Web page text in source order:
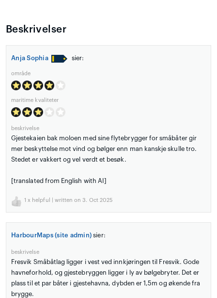
Beskrivelser
Anja Sophia sier:
område
maritime kvaliteter
beskrivelse
Gjestekaien bak moloen med sine flytebrygger for småbåter gir
mer beskyttelse mot vind og bølger enn man kanskje skulle tro.
Stedet er vakkert og vel verdt et besøk.
[translated from English with AI]
1 x helpful | written on 3. Oct 2025
HarbourMaps (site admin) sier:
beskrivelse
Fresvik Småbåtlag ligger i vest ved innkjøringen til Fresvik. Gode
havneforhold, og gjestebryggen ligger i ly av bølgebryter. Det er
plass til et par båter i gjestehavna, dybden er 1,5m og økende fra
brygge.